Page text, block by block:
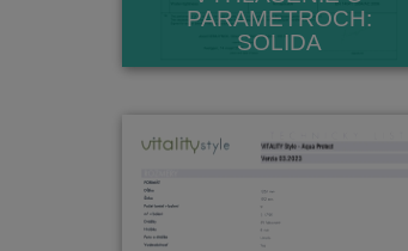
PARAMETROCH:
SOLIDA